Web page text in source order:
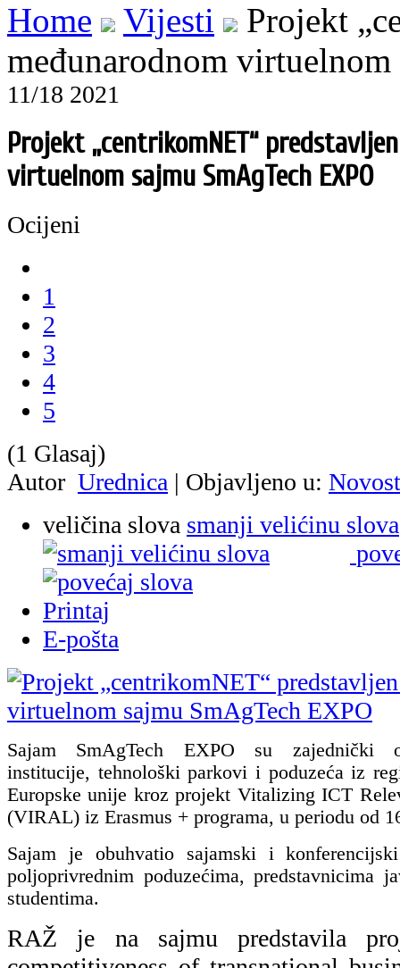
Home Vijesti
Projekt
međunarodnom
11/18 2021
Projekt „centrikomNET“
virtuelnom sajmu SmAgTech EXPO
Ocijeni
1
2
3
4
5
(1 Glasaj)
Autor Urednica | Objavljeno u:
veličina slova smanji velićinu slova
Printaj
E-pošta
Sajam SmAgTech EXPO su zajednički
institucije, tehnološki parkovi i poduzeća iz
Europske unije kroz projekt Vitalizing ICT
(VIRAL) iz Erasmus + programa, u periodu od
Sajam je obuhvatio sajamski i
poljoprivrednim poduzećima, predstavnicima
studentima.
RAŽ je na sajmu predstavila